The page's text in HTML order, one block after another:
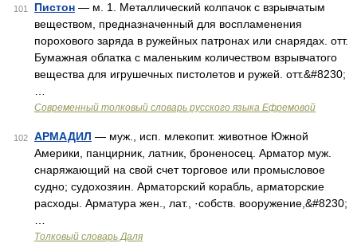
101 Пистон — м. 1. Металлический колпачок с взрывчатым
веществом, предназначенный для воспламенения
порохового заряда в ружейных патронах или снарядах. отт.
Бумажная облатка с маленьким количеством взрывчатого
вещества для игрушечных пистолетов и ружей. отт.&#8230;
Современный толковый словарь русского языка Ефремовой
102 АРМАДИЛ — муж., исп. млекопит. животное Южной
Америки, панцирник, латник, броненосец. Арматор муж.
снаряжающий на свой счет торговое или промысловое
судно; судохозяин. Арматорский корабль, арматорские
расходы. Арматура жен., лат., ·собств. вооружение,&#8230;
Толковый словарь Даля